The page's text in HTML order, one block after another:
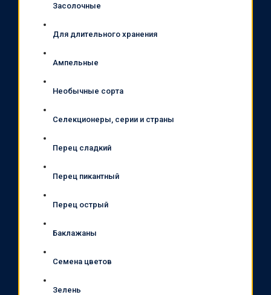
Засолочные
Для длительного хранения
Ампельные
Необычные сорта
Селекционеры, серии и страны
Перец сладкий
Перец пикантный
Перец острый
Баклажаны
Семена цветов
Зелень